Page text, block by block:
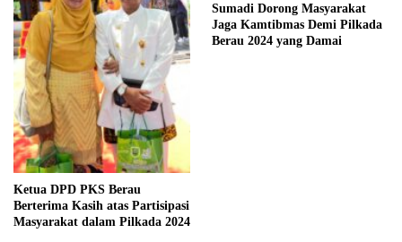
Ketua DPD PKS Berau
Berterima Kasih atas Partisipasi
Masyarakat dalam Pilkada 2024
Sumadi Dorong Masyarakat
Jaga Kamtibmas Demi Pilkada
Berau 2024 yang Damai